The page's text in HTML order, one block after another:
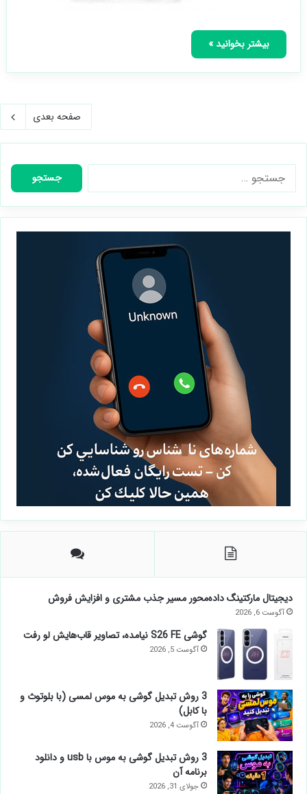
بیشتر بخوانید »
صفحه بعدی
جستجو
برای:
دیجیتال مارکتینگ داده‌محور مسیر جذب مشتری و افزایش فروش
آگوست 6, 2026
گوشی S26 FE نیامده، تصاویر قاب‌هایش لو رفت
آگوست 5, 2026
3 روش تبدیل گوشی به موس لمسی (با بلوتوث و
با کابل)
آگوست 4, 2026
3 روش تبدیل گوشی به موس با usb و دانلود
برنامه آن
جولای 31, 2026